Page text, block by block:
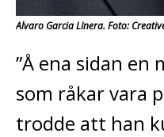
Alvaro Garcia LInera. Foto:
”Å ena sidan en
som råkar vara
trodde att han